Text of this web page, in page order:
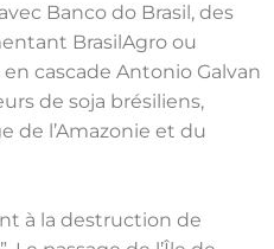
Banco do Brasil, des
BrasilAgro ou
cascade Antonio Galvan
de soja brésiliens,
de l’Amazonie et du
à la destruction de